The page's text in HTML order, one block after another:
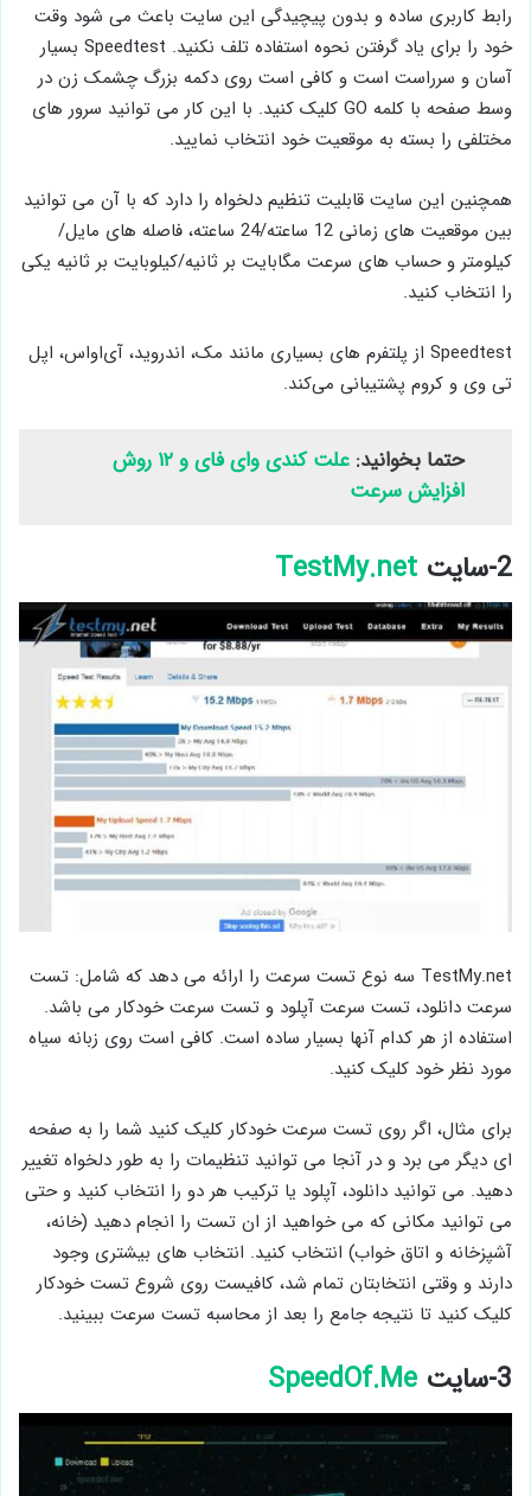
رابط کاربری ساده و بدون پیچیدگی این سایت باعث می ‌شود وقت
خود را برای یاد گرفتن نحوه استفاده تلف نکنید. Speedtest بسیار
آسان و سر‌راست است و کافی است روی دکمه بزرگ چشمک زن در
وسط صفحه با کلمه GO کلیک کنید. با این کار می توانید سرور های
مختلفی را بسته به موقعیت خود انتخاب نمایید.
همچنین این سایت قابلیت تنظیم دلخواه را دارد که با آن می توانید
بین موقعیت های زمانی 12 ساعته/24 ساعته، فاصله های مایل/
کیلومتر و حساب های سرعت مگابایت بر ثانیه/کیلوبایت بر ثانیه یکی
را انتخاب کنید.
Speedtest از پلتفرم های بسیاری مانند مک، اندروید، آی‌او‌اس، اپل
تی وی و کروم پشتیبانی می‌کند.
حتما بخوانید:
علت کندی وای فای و ۱۲ روش
افزایش سرعت
2-سایت TestMy.net
TestMy.net سه نوع تست سرعت را ارائه می دهد که شامل: تست
سرعت دانلود، تست سرعت آپلود و تست سرعت خودکار می باشد.
استفاده از هر کدام آنها بسیار ساده است. کافی است روی زبانه سیاه
مورد نظر خود کلیک کنید.
برای مثال، اگر روی تست سرعت خودکار کلیک کنید شما را به صفحه
ای دیگر می برد و در آنجا می توانید تنظیمات را به طور دلخواه تغییر
دهید. می توانید دانلود، آپلود یا ترکیب هر دو را انتخاب کنید و حتی
می توانید مکانی که می خواهید از ان تست را انجام دهید (خانه،
آشپزخانه و اتاق خواب) انتخاب کنید. انتخاب های بیشتری وجود
دارند و وقتی انتخابتان تمام شد، کافیست روی شروع تست خودکار
کلیک کنید تا نتیجه جامع را بعد از محاسبه تست سرعت ببینید.
3-سایت SpeedOf.Me